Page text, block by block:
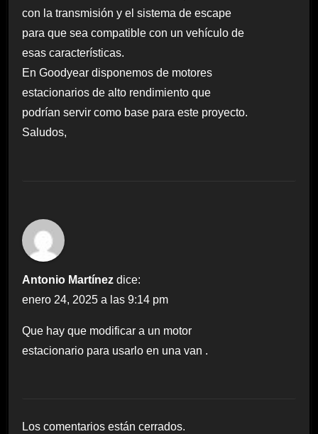
con la transmisión y el sistema de escape
para que sea compatible con un vehículo de
esas características.
En Goodyear disponemos de motores
estacionarios de alto rendimiento que
podrían servir como base para este proyecto.
Saludos,
Antonio Martínez dice:
enero 24, 2025 a las 9:14 pm
Que hay que modificar a un motor
estacionario para usarlo en una van .
Los comentarios están cerrados.